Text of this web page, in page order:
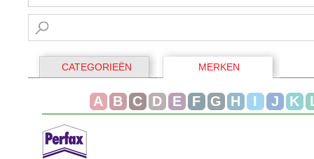
CATEGORIEËN MERKEN
A B C D E F G H I J K